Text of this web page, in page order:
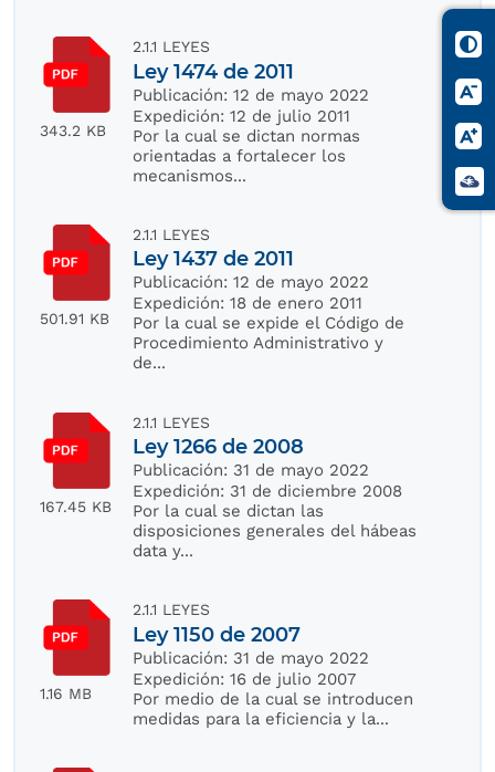
343.2 KB
2.1.1 LEYES
Ley 1474 de 2011
Publicación:12 de mayo 2022
Expedición:12 de julio 2011
Por la cual se dictan normas
orientadas a fortalecer los
mecanismos...
501.91 KB
2.1.1 LEYES
Ley 1437 de 2011
Publicación:12 de mayo 2022
Expedición:18 de enero 2011
Por la cual se expide el Código de
Procedimiento Administrativo y
de...
167.45 KB
2.1.1 LEYES
Ley 1266 de 2008
Publicación: 31 de mayo 2022
Expedición: 31 de diciembre 2008
Por la cual se dictan las
disposiciones generales del hábeas
data y...
1.16 MB
2.1.1 LEYES
Ley 1150 de 2007
Publicación: 31 de mayo 2022
Expedición:16 de julio 2007
Por medio de la cual se introducen
medidas para la eficiencia y la...